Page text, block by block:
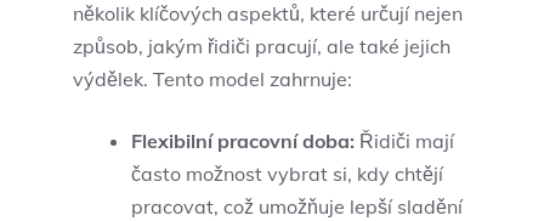
několik klíčových aspektů, které určují nejen
způsob, jakým řidiči pracují, ale také jejich
výdělek. Tento model zahrnuje:
Flexibilní pracovní doba: Řidiči mají
často možnost vybrat si, kdy chtějí
pracovat, což umožňuje lepší sladění